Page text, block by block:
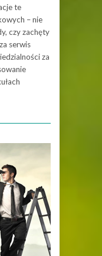
te
– nie
czy zachęty
serwis
za